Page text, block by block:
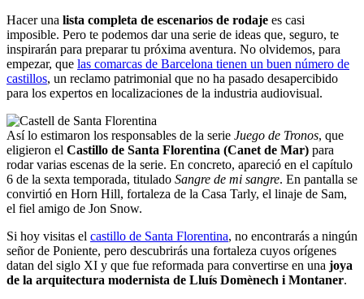
Hacer una lista completa de escenarios de rodaje es casi
imposible. Pero te podemos dar una serie de ideas que, seguro, te
inspirarán para preparar tu próxima aventura. No olvidemos, para
empezar, que las comarcas de Barcelona tienen un buen número de
castillos, un reclamo patrimonial que no ha pasado desapercibido
para los expertos en localizaciones de la industria audiovisual.
Así lo estimaron los responsables de la serie Juego de Tronos, que
eligieron el Castillo de Santa Florentina (Canet de Mar) para
rodar varias escenas de la serie. En concreto, apareció en el capítulo
6 de la sexta temporada, titulado Sangre de mi sangre. En pantalla se
convirtió en Horn Hill, fortaleza de la Casa Tarly, el linaje de Sam,
el fiel amigo de Jon Snow.
Si hoy visitas el castillo de Santa Florentina, no encontrarás a ningún
señor de Poniente, pero descubrirás una fortaleza cuyos orígenes
datan del siglo XI y que fue reformada para convertirse en una joya
de la arquitectura modernista de Lluís Domènech i Montaner.